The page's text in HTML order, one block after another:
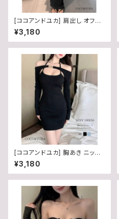
[ココアンドユカ] 肩出し オフシ
ョルダー セクシー ロング タイト
マキシ ワンピース 半袖 ボディ
コン 夏 レディース
¥3,180
[ココアンドユカ] 胸あき ニット
オフショルダー セクシー タイト
ミニ ワンピース 長袖 肩出し リ
ボン アームウォーマー セット セ
B0GMV6WWQM
¥3,180